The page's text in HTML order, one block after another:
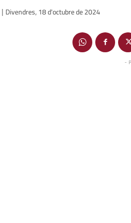
| Divendres, 18 d'octubre de 2024
-